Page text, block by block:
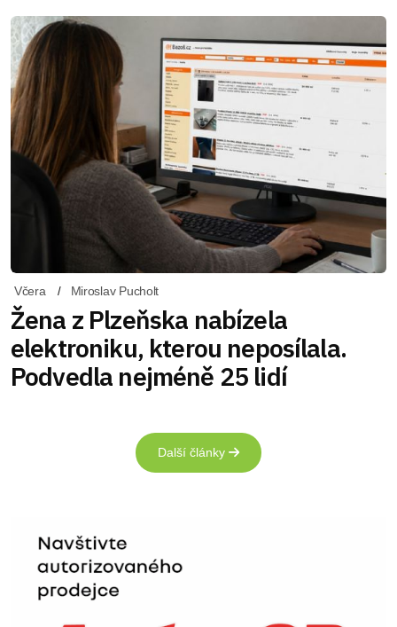
Včera Miroslav Pucholt
Žena z Plzeňska nabízela
elektroniku, kterou neposílala.
Podvedla nejméně 25 lidí
Další články